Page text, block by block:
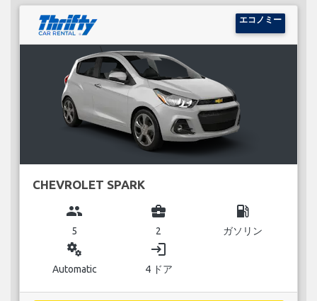
エコノミー
CHEVROLET SPARK
group
5
business_center
2
local_gas_station
ガソリン
miscellaneous_services
Automatic
login
4 ドア